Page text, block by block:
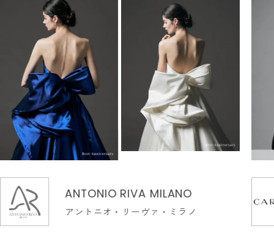
ANTONIO RIVA MILANO
アントニオ・リーヴァ・ミラノ